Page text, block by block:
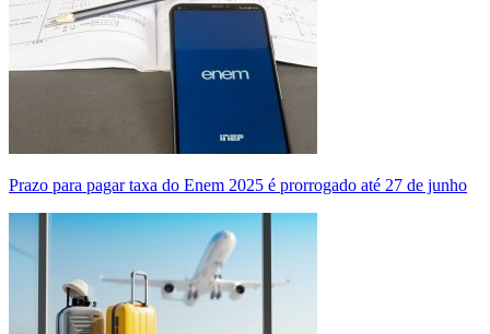
Prazo para pagar taxa do Enem 2025 é prorrogado até 27 de junho